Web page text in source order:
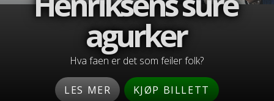
agurker
Hva faen er det som feiler folk?
LES MER KJØP BILLETT